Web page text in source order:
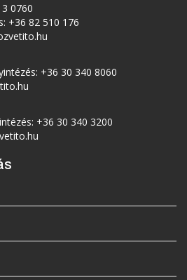
0760
+36 82 510 176
+36 30 340 8060
+36 30 340 3200